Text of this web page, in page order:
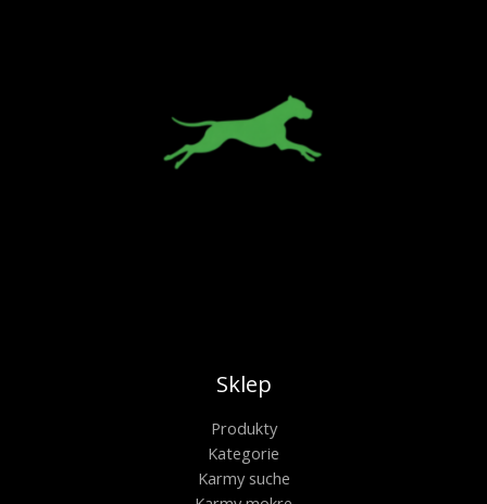
Sklep
Produkty
Kategorie
Karmy suche